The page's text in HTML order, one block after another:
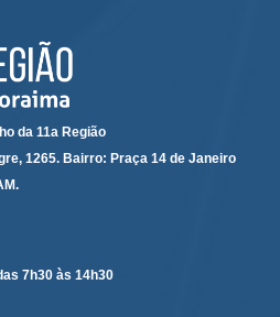
e conciliação – Cejusc 1º e 2º
da 11a Região
1265. Bairro: Praça 14 de Janeiro
7h30 às 14h30